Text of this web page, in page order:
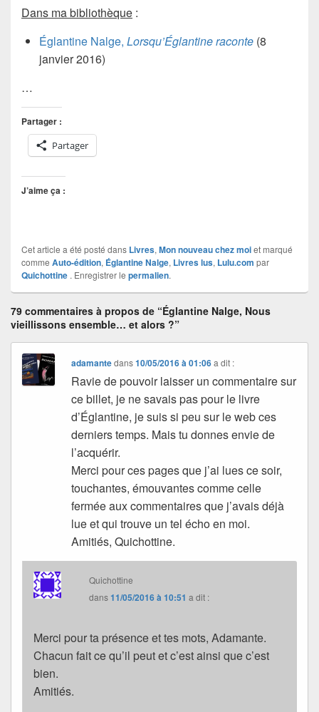
Dans ma bibliothèque :
Églantine Nalge, Lorsqu’Églantine raconte (8
janvier 2016)
…
Partager :
Partager
J’aime ça :
Cet article a été posté dans Livres, Mon nouveau chez moiet marqué
comme Auto-édition, Églantine Nalge, Livres lus, Lulu.com par
Quichottine . Enregistrer le permalien.
79 commentaires à propos de “Églantine Nalge, Nous
vieillissons ensemble… et alors ?”
adamantedans10/05/2016 à 01:06 a dit :
Ravie de pouvoir laisser un commentaire sur
ce billet, je ne savais pas pour le livre
d’Églantine, je suis si peu sur le web ces
derniers temps. Mais tu donnes envie de
l’acquérir.
Merci pour ces pages que j’ai lues ce soir,
touchantes, émouvantes comme celle
fermée aux commentaires que j’avais déjà
lue et qui trouve un tel écho en moi.
Amitiés, Quichottine.
Quichottine
dans11/05/2016 à 10:51 a dit :
Merci pour ta présence et tes mots, Adamante.
Chacun fait ce qu’il peut et c’est ainsi que c’est
bien.
Amitiés.